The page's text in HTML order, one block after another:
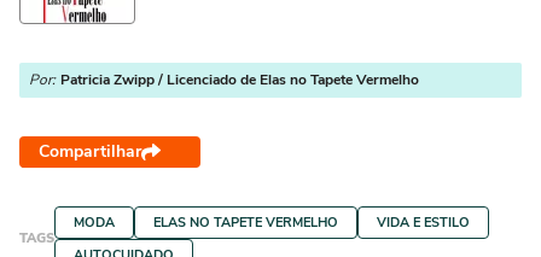
Por: Patricia Zwipp / Licenciado de Elas no Tapete Vermelho
Compartilhar
TAGS
MODA ELAS NO TAPETE VERMELHO
VIDA E ESTILO